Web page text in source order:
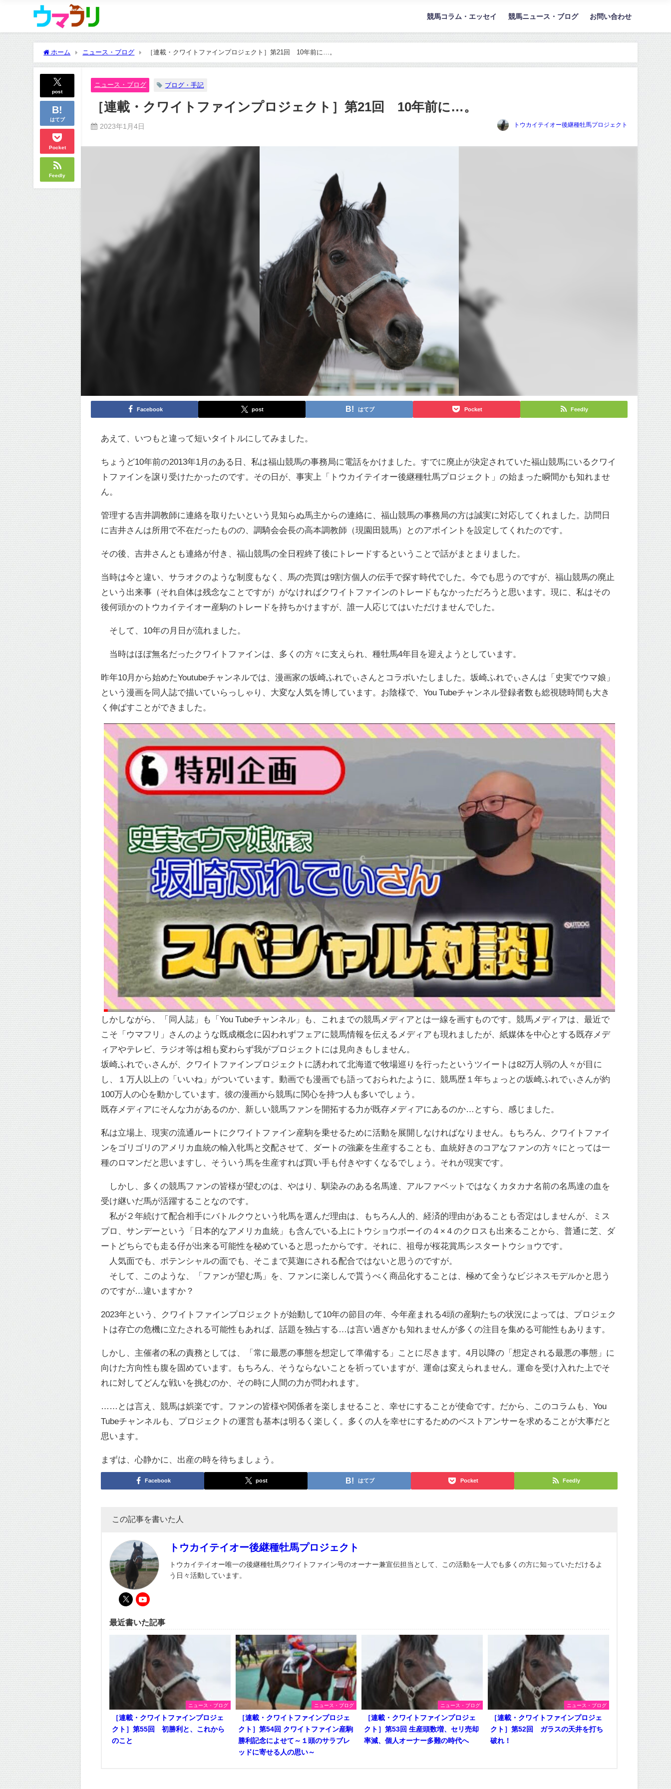
競馬コラム・エッセイ 競馬ニュース・ブログ お問い合わせ
ホーム ニュース・ブログ ［連載・クワイトファインプロジェクト］第21回 10年前に…。
post
はてブ
Pocket
Feedly
ニュース・ブログ ブログ・手記
［連載・クワイトファインプロジェクト］第21回 10年前に…。
2023年1月4日 トウカイテイオー後継種牡馬プロジェクト
Facebook post はてブ Pocket Feedly
あえて、いつもと違って短いタイトルにしてみました。
ちょうど10年前の2013年1月のある日、私は福山競馬の事務局に電話をかけました。すでに廃止が決定されていた福山競馬にいるクワイ
トファインを譲り受けたかったのです。その日が、事実上「トウカイテイオー後継種牡馬プロジェクト」の始まった瞬間かも知れませ
ん。
管理する吉井調教師に連絡を取りたいという見知らぬ馬主からの連絡に、福山競馬の事務局の方は誠実に対応してくれました。訪問日
に吉井さんは所用で不在だったものの、調騎会会長の高本調教師（現園田競馬）とのアポイントを設定してくれたのです。
その後、吉井さんとも連絡が付き、福山競馬の全日程終了後にトレードするということで話がまとまりました。
当時は今と違い、サラオクのような制度もなく、馬の売買は9割方個人の伝手で探す時代でした。今でも思うのですが、福山競馬の廃止
という出来事（それ自体は残念なことですが）がなければクワイトファインのトレードもなかっただろうと思います。現に、私はその
後何頭かのトウカイテイオー産駒のトレードを持ちかけますが、誰一人応じてはいただけませんでした。
そして、10年の月日が流れました。
当時はほぼ無名だったクワイトファインは、多くの方々に支えられ、種牡馬4年目を迎えようとしています。
昨年10月から始めたYoutubeチャンネルでは、漫画家の坂崎ふれでぃさんとコラボいたしました。坂崎ふれでぃさんは「史実でウマ娘」
という漫画を同人誌で描いていらっしゃり、大変な人気を博しています。お陰様で、You Tubeチャンネル登録者数も総視聴時間も大き
く伸ばすことができました。
しかしながら、「同人誌」も「You Tubeチャンネル」も、これまでの競馬メディアとは一線を画すものです。競馬メディアは、最近で
こそ「ウマフリ」さんのような既成概念に囚われずフェアに競馬情報を伝えるメディアも現れましたが、紙媒体を中心とする既存メデ
ィアやテレビ、ラジオ等は相も変わらず我がプロジェクトには見向きもしません。
坂崎ふれでぃさんが、クワイトファインプロジェクトに誘われて北海道で牧場巡りを行ったというツイートは82万人弱の人々が目に
し、１万人以上の「いいね」がついています。動画でも漫画でも語っておられたように、競馬歴１年ちょっとの坂崎ふれでぃさんが約
100万人の心を動かしています。彼の漫画から競馬に関心を持つ人も多いでしょう。
既存メディアにそんな力があるのか、新しい競馬ファンを開拓する力が既存メディアにあるのか…とすら、感じました。
私は立場上、現実の流通ルートにクワイトファイン産駒を乗せるために活動を展開しなければなりません。もちろん、クワイトファイ
ンをゴリゴリのアメリカ血統の輸入牝馬と交配させて、ダートの強豪を生産することも、血統好きのコアなファンの方々にとっては一
種のロマンだと思いますし、そういう馬を生産すれば買い手も付きやすくなるでしょう。それが現実です。
しかし、多くの競馬ファンの皆様が望むのは、やはり、馴染みのある名馬達、アルファベットではなくカタカナ名前の名馬達の血を
受け継いだ馬が活躍することなのです。
私が２年続けて配合相手にバトルクウという牝馬を選んだ理由は、もちろん人的、経済的理由があることも否定はしませんが、ミス
プロ、サンデーという「日本的なアメリカ血統」も含んでいる上にトウショウボーイの４×４のクロスも出来ることから、普通に芝、ダ
ートどちらでも走る仔が出来る可能性を秘めていると思ったからです。それに、祖母が桜花賞馬シスタートウショウです。
人気面でも、ポテンシャルの面でも、そこまで莫迦にされる配合ではないと思うのですが。
そして、このような、「ファンが望む馬」を、ファンに楽しんで貰うべく商品化することは、極めて全うなビジネスモデルかと思う
のですが…違いますか？
2023年という、クワイトファインプロジェクトが始動して10年の節目の年、今年産まれる4頭の産駒たちの状況によっては、プロジェク
トは存亡の危機に立たされる可能性もあれば、話題を独占する…は言い過ぎかも知れませんが多くの注目を集める可能性もあります。
しかし、主催者の私の責務としては、「常に最悪の事態を想定して準備する」ことに尽きます。4月以降の「想定される最悪の事態」に
向けた方向性も腹を固めています。もちろん、そうならないことを祈っていますが、運命は変えられません。運命を受け入れた上でそ
れに対してどんな戦いを挑むのか、その時に人間の力が問われます。
……とは言え、競馬は娯楽です。ファンの皆様や関係者を楽しませること、幸せにすることが使命です。だから、このコラムも、You
Tubeチャンネルも、プロジェクトの運営も基本は明るく楽しく。多くの人を幸せにするためのベストアンサーを求めることが大事だと
思います。
まずは、心静かに、出産の時を待ちましょう。
Facebook post はてブ Pocket Feedly
この記事を書いた人
トウカイテイオー後継種牡馬プロジェクト
トウカイテイオー唯一の後継種牡馬クワイトファイン号のオーナー兼宣伝担当として、この活動を一人でも多くの方に知っていただけるよ
う日々活動しています。
最近書いた記事
ニュース・ブログ
［連載・クワイトファインプロジェ
クト］第55回 初勝利と、これから
のこと
ニュース・ブログ
［連載・クワイトファインプロジェ
クト］第54回 クワイトファイン産駒
勝利記念によせて～１頭のサラブレ
ッドに寄せる人の思い～
ニュース・ブログ
［連載・クワイトファインプロジェ
クト］第53回 生産頭数増、セリ売却
率減、個人オーナー多難の時代へ
ニュース・ブログ
［連載・クワイトファインプロジェ
クト］第52回 ガラスの天井を打ち
破れ！